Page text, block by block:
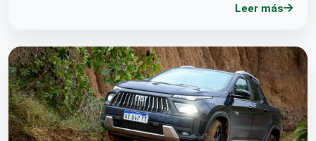
Leer más